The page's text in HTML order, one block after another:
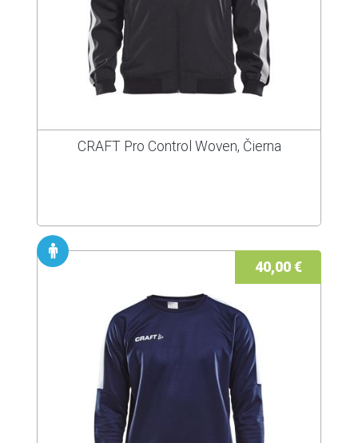
CRAFT Pro Control Woven, Čierna
40,00 €